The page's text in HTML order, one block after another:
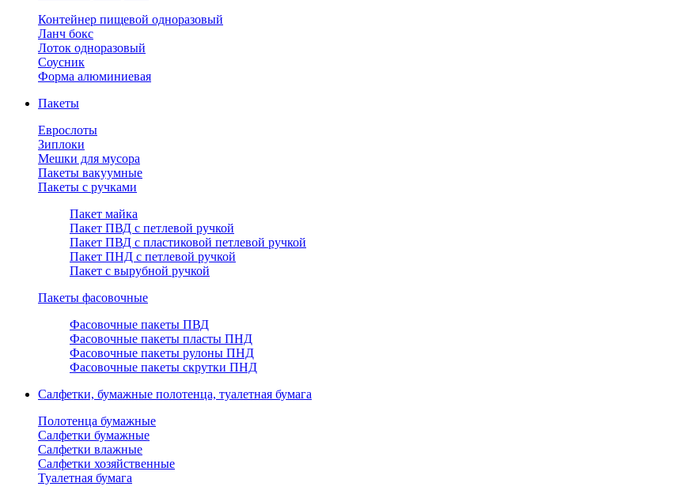
Контейнер пищевой одноразовый
Ланч бокс
Лоток одноразовый
Соусник
Форма алюминиевая
Пакеты
Еврослоты
Зиплоки
Мешки для мусора
Пакеты вакуумные
Пакеты с ручками
Пакет майка
Пакет ПВД с петлевой ручкой
Пакет ПВД с пластиковой петлевой ручкой
Пакет ПНД с петлевой ручкой
Пакет с вырубной ручкой
Пакеты фасовочные
Фасовочные пакеты ПВД
Фасовочные пакеты пласты ПНД
Фасовочные пакеты рулоны ПНД
Фасовочные пакеты скрутки ПНД
Салфетки, бумажные полотенца, туалетная бумага
Полотенца бумажные
Салфетки бумажные
Салфетки влажные
Салфетки хозяйственные
Туалетная бумага